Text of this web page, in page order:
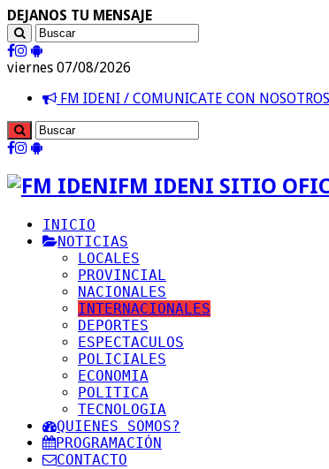
DEJANOS TU MENSAJE
viernes 07/08/2026
FM IDENI / COMUNICATE CON NOSOTROS
FM IDENI SITIO
INICIO
NOTICIAS
LOCALES
PROVINCIAL
NACIONALES
INTERNACIONALES
DEPORTES
ESPECTACULOS
POLICIALES
ECONOMIA
POLITICA
TECNOLOGIA
QUIENES SOMOS?
PROGRAMACIÓN
CONTACTO